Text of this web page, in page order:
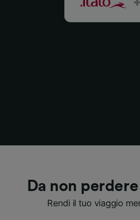
Da non
Rendi il tuo viaggio